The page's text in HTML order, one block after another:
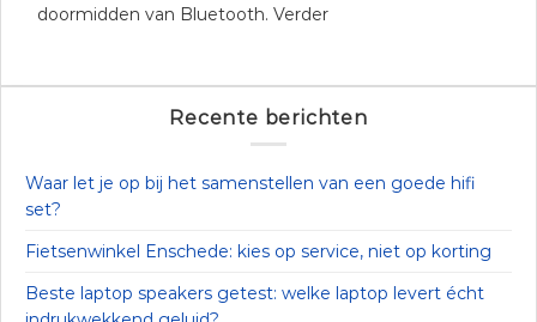
doormidden van Bluetooth. Verder
Recente berichten
Waar let je op bij het samenstellen van een goede hifi
set?
Fietsenwinkel Enschede: kies op service, niet op korting
Beste laptop speakers getest: welke laptop levert écht